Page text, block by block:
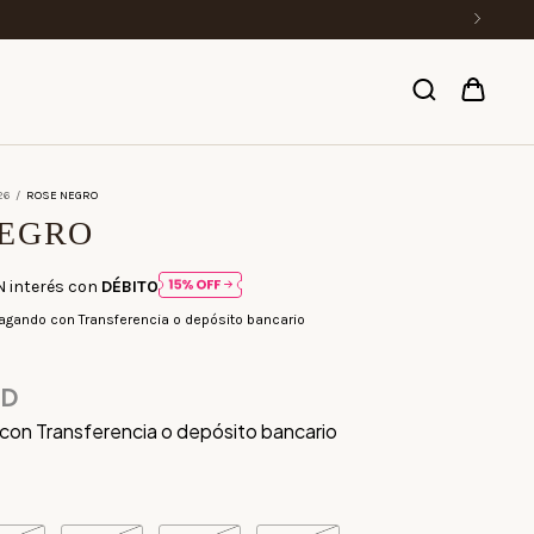
/ ROSE NEGRO
con Transferencia o depósito bancario
interés con DÉBITO
con Transferencia o depósito bancario